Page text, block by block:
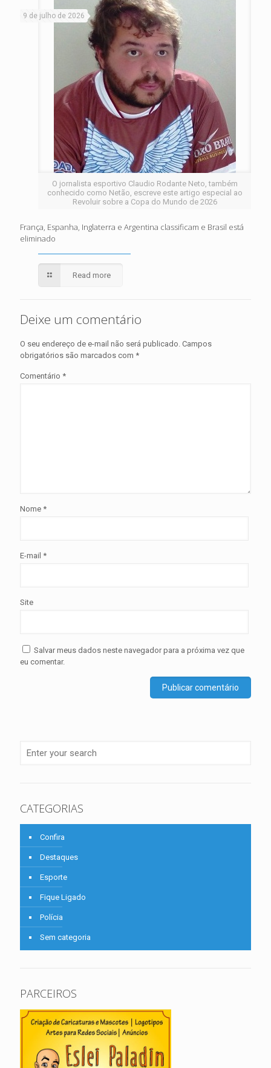
O jornalista esportivo Claudio Rodante Neto, também
conhecido como Netão, escreve este artigo especial ao
Revoluir sobre a Copa do Mundo de 2026
9 de julho de 2026
França, Espanha, Inglaterra e Argentina classificam e Brasil está
eliminado
Read more
Deixe um comentário
O seu endereço de e-mail não será publicado. Campos
obrigatórios são marcados com *
Comentário *
Nome *
E-mail *
Site
Salvar meus dados neste navegador para a próxima vez que
eu comentar.
CATEGORIAS
Confira
Destaques
Esporte
Fique Ligado
Polícia
Sem categoria
PARCEIROS